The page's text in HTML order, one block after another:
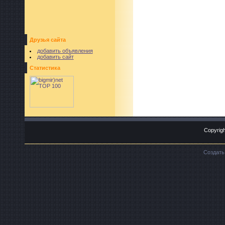
Друзья сайта
добавить объявления
добавить сайт
Статистика